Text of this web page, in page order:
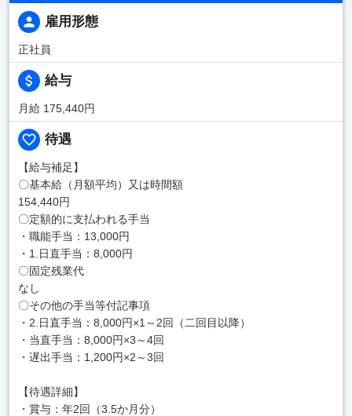
雇用形態
正社員
給与
月給 175,440円
待遇
【給与補足】
〇基本給（月額平均）又は時間額
154,440円
〇定額的に支払われる手当
・職能手当：13,000円
・1.日直手当：8,000円
〇固定残業代
なし
〇その他の手当等付記事項
・2.日直手当：8,000円×1～2回（二回目以降）
・当直手当：8,000円×3～4回
・遅出手当：1,200円×2～3回
【待遇詳細】
・賞与：年2回（3.5か月分）